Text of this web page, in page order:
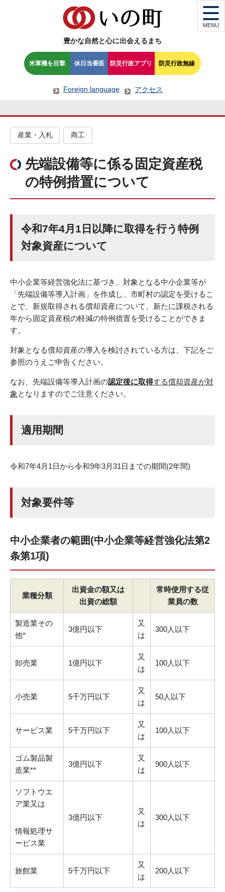
豊かな自然と心に出会えるまち
米軍機を目撃 休日当番医 防災行政アプリ 防災行政無線
Foreign language アクセス
MENU
産業・入札 商工
先端設備等に係る固定資産税
の特例措置について
令和7年4月1日以降に取得を行う特例
対象資産について
中小企業等経営強化法に基づき、対象となる中小企業等が
「先端設備等導入計画」を作成し、市町村の認定を受けるこ
とで、新規取得される償却資産について、新たに課税される
年から固定資産税の軽減の特例措置を受けることができま
す。
対象となる償却資産の導入を検討されている方は、下記をご
参照のうえご申告ください。
なお、先端設備等導入計画の認定後に取得する償却資産が対
象となりますのでご注意ください。
適用期間
令和7年4月1日から令和9年3月31日までの期間(2年間)
対象要件等
中小企業者の範囲(中小企業等経営強化法第2
条第1項)
業種分類
出資金の額又は
出資の総額
常時使用する従
業員の数
製造業その
他*
3億円以下
又
は
300人以下
卸売業 1億円以下
又
は
100人以下
小売業 5千万円以下
又
は
50人以下
サービス業 5千万円以下
又
は
100人以下
ゴム製品製
造業**
3億円以下
又
は
900人以下
ソフトウエ
ア業又は
情報処理サ
ービス業
3億円以下
又
は
300人以下
旅館業 5千万円以下
又
は
200人以下